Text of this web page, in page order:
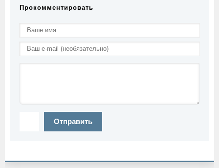
Прокомментировать
Отправить